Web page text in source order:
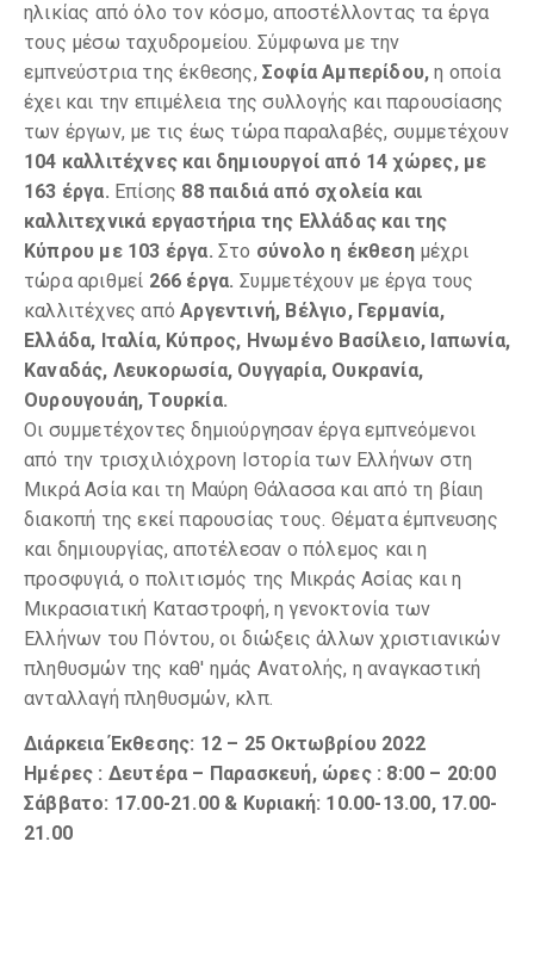
ηλικίας από όλο τον κόσμο, αποστέλλοντας τα έργα
τους μέσω ταχυδρομείου. Σύμφωνα με την
εμπνεύστρια της έκθεσης, Σοφία Αμπερίδου, η οποία
έχει και την επιμέλεια της συλλογής και παρουσίασης
των έργων, με τις έως τώρα παραλαβές, συμμετέχουν
104 καλλιτέχνες και δημιουργοί από 14 χώρες, με
163 έργα. Επίσης 88 παιδιά από σχολεία και
καλλιτεχνικά εργαστήρια της Ελλάδας και της
Κύπρου με 103 έργα. Στο σύνολο η έκθεσημέχρι
τώρα αριθμεί 266 έργα. Συμμετέχουν με έργα τους
καλλιτέχνες απόΑργεντινή, Βέλγιο, Γερμανία,
Ελλάδα, Ιταλία, Κύπρος, Ηνωμένο Βασίλειο, Ιαπωνία,
Καναδάς, Λευκορωσία, Ουγγαρία, Ουκρανία,
Ουρουγουάη, Τουρκία.
Οι συμμετέχοντες δημιούργησαν έργα εμπνεόμενοι
από την τρισχιλιόχρονη Ιστορία των Ελλήνων στη
Μικρά Ασία και τη Μαύρη Θάλασσα και από τη βίαιη
διακοπή της εκεί παρουσίας τους. Θέματα έμπνευσης
και δημιουργίας, αποτέλεσαν ο πόλεμος και η
προσφυγιά, ο πολιτισμός της Μικράς Ασίας και η
Μικρασιατική Καταστροφή, η γενοκτονία των
Ελλήνων του Πόντου, οι διώξεις άλλων χριστιανικών
πληθυσμών της καθ' ημάς Ανατολής, η αναγκαστική
ανταλλαγή πληθυσμών, κλπ.
Διάρκεια Έκθεσης: 12 – 25 Οκτωβρίου 2022
Ημέρες : Δευτέρα – Παρασκευή, ώρες : 8:00 – 20:00
Σάββατο: 17.00-21.00 & Κυριακή: 10.00-13.00, 17.00-
21.00